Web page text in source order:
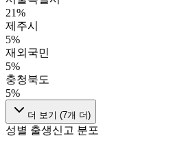
21%
제주시
5%
재외국민
5%
충청북도
5%
더 보기 (7개 더)
성별 출생신고 분포